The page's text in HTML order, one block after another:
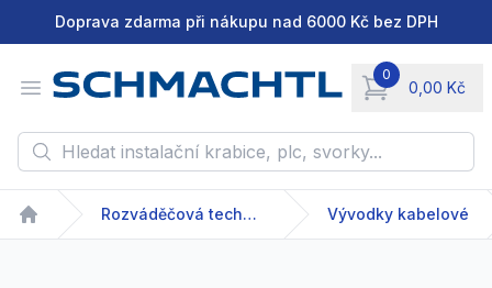
Doprava zdarma při nákupu nad 6000 Kč bez DPH
Open menu
0
0,00 Kč
items in cart,
Hledat instalační krabice, plc, svorky...
Home
Rozváděčová technika Vývodky kabelové